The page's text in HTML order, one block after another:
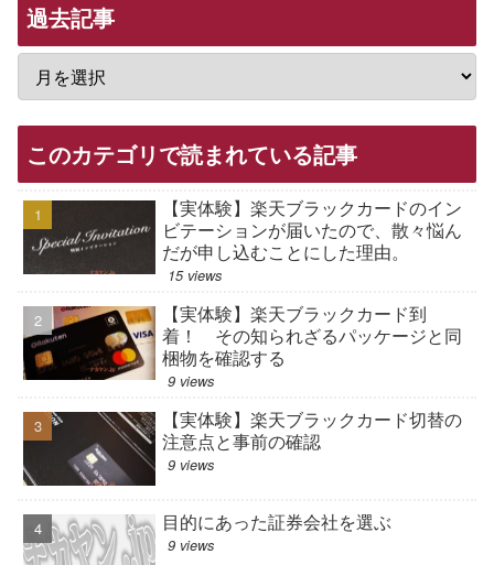
過去記事
このカテゴリで読まれている記事
【実体験】楽天ブラックカードのイン
ビテーションが届いたので、散々悩ん
だが申し込むことにした理由。
15 views
【実体験】楽天ブラックカード到
着！ その知られざるパッケージと同
梱物を確認する
9 views
【実体験】楽天ブラックカード切替の
注意点と事前の確認
9 views
目的にあった証券会社を選ぶ
9 views